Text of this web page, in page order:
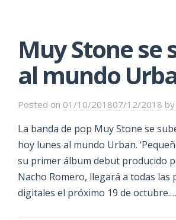
Muy Stone se
al mundo
Posted on 01/10/201807/12/2018 by
La banda de pop Muy Stone se
hoy lunes al mundo Urban.
su primer álbum debut producido
Nacho Romero, llegará a todas las
digitales el próximo 19 de octubre.…